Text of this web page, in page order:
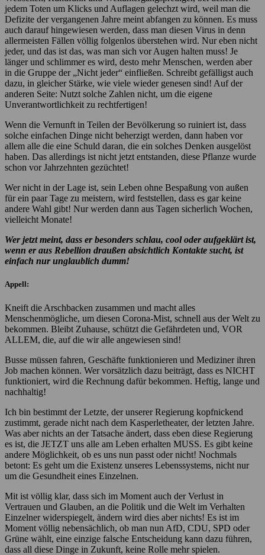
jedem Toten um Klicks und Auflagen gelechzt wird, weil man die
Defizite der vergangenen Jahre meint abfangen zu können. Es muss
auch darauf hingewiesen werden, dass man diesen Virus in denn
allermeisten Fällen völlig folgenlos überstehen wird. Nur eben nicht
jeder, und das ist das, was man sich vor Augen halten muss! Je
länger und schlimmer es wird, desto mehr Menschen, werden aber
in die Gruppe der „Nicht jeder“ einfließen. Schreibt gefälligst auch
dazu, in gleicher Stärke, wie viele wieder genesen sind! Auf der
anderen Seite: Nutzt solche Zahlen nicht, um die eigene
Unverantwortlichkeit zu rechtfertigen!
Wenn die Vernunft in Teilen der Bevölkerung so ruiniert ist, dass
solche einfachen Dinge nicht beherzigt werden, dann haben vor
allem alle die eine Schuld daran, die ein solches Denken ausgelöst
haben. Das allerdings ist nicht jetzt entstanden, diese Pflanze wurde
schon vor Jahrzehnten gezüchtet!
Wer nicht in der Lage ist, sein Leben ohne Bespaßung von außen
für ein paar Tage zu meistern, wird feststellen, dass es gar keine
andere Wahl gibt! Nur werden dann aus Tagen sicherlich Wochen,
vielleicht Monate!
Wer jetzt meint, dass er besonders schlau, cool oder aufgeklärt ist,
wenn er aus Rebellion draußen absichtlich Kontakte sucht, ist
einfach nur unglaublich dumm!
Appell:
Kneift die Arschbacken zusammen und macht alles
Menschenmögliche, um diesen Corona-Mist, schnell aus der Welt zu
bekommen. Bleibt Zuhause, schützt die Gefährdeten und, VOR
ALLEM, die, auf die wir alle angewiesen sind!
Busse müssen fahren, Geschäfte funktionieren und Mediziner ihren
Job machen können. Wer vorsätzlich dazu beiträgt, dass es NICHT
funktioniert, wird die Rechnung dafür bekommen. Heftig, lange und
nachhaltig!
Ich bin bestimmt der Letzte, der unserer Regierung kopfnickend
zustimmt, gerade nicht nach dem Kasperletheater, der letzten Jahre.
Was aber nichts an der Tatsache ändert, dass eben diese Regierung
es ist, die JETZT uns alle am Leben erhalten MUSS. Es gibt keine
andere Möglichkeit, ob es uns nun passt oder nicht! Nochmals
betont: Es geht um die Existenz unseres Lebenssystems, nicht nur
um die Gesundheit eines Einzelnen.
Mit ist völlig klar, dass sich im Moment auch der Verlust in
Vertrauen und Glauben, an die Politik und die Welt im Verhalten
Einzelner widerspiegelt, ändern wird dies aber nichts! Es ist im
Moment völlig nebensächlich, ob man nun AfD, CDU, SPD oder
Grüne wählt, eine einzige falsche Entscheidung kann dazu führen,
dass all diese Dinge in Zukunft, keine Rolle mehr spielen.